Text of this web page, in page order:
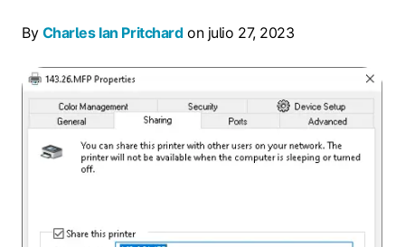
By Charles Ian Pritchardon julio 27, 2023